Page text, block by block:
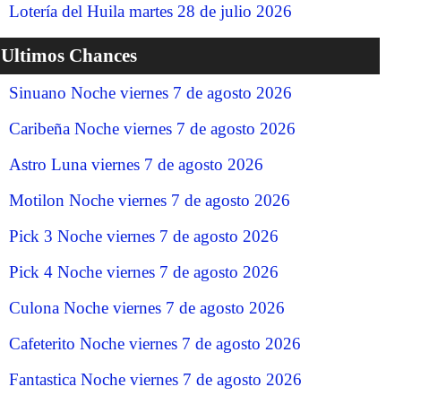
Lotería del Huila martes 28 de julio 2026
Ultimos Chances
Sinuano Noche viernes 7 de agosto 2026
Caribeña Noche viernes 7 de agosto 2026
Astro Luna viernes 7 de agosto 2026
Motilon Noche viernes 7 de agosto 2026
Pick 3 Noche viernes 7 de agosto 2026
Pick 4 Noche viernes 7 de agosto 2026
Culona Noche viernes 7 de agosto 2026
Cafeterito Noche viernes 7 de agosto 2026
Fantastica Noche viernes 7 de agosto 2026